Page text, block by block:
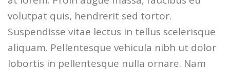
volutpat quis, hendrerit sed tortor.
Suspendisse vitae lectus in tellus scelerisque
aliquam. Pellentesque vehicula nibh ut dolor
lobortis in pellentesque nulla ornare. Nam